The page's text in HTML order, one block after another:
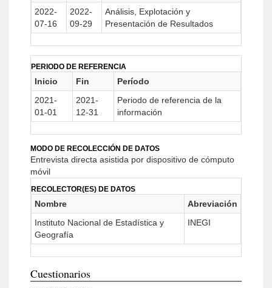
2022-
07-16
2022-
09-29
Análisis, Explotación y
Presentación de Resultados
PERIODO DE REFERENCIA
Inicio Fin
Período
2021-
01-01
2021-
12-31
Periodo de referencia de la
información
MODO DE RECOLECCIÓN DE DATOS
Entrevista directa asistida por dispositivo de cómputo
móvil
RECOLECTOR(ES) DE DATOS
Nombre
Abreviación
Instituto Nacional de Estadística y
Geografía
INEGI
Cuestionarios